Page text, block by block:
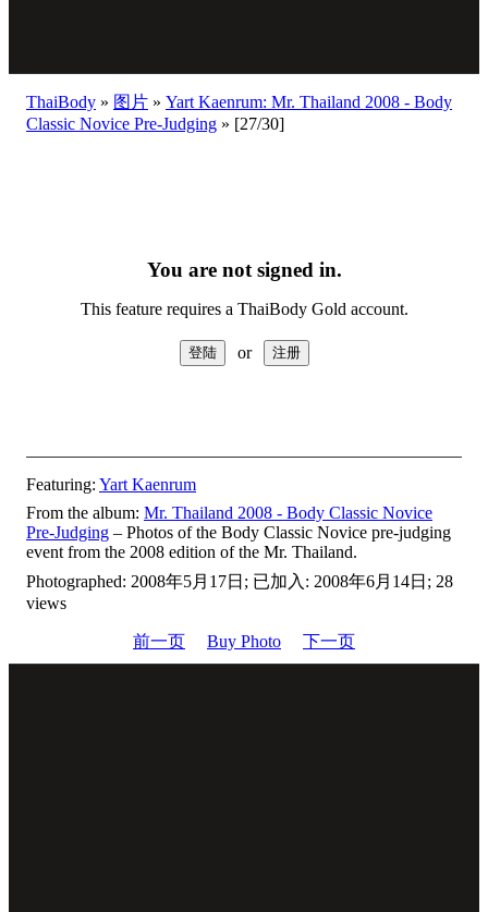
ThaiBody » 图片 » Yart Kaenrum: Mr. Thailand 2008 - Body
Classic Novice Pre-Judging » [27/30]
You are not signed in.
This feature requires a ThaiBody Gold account.
or
Featuring: Yart Kaenrum
From the album: Mr. Thailand 2008 - Body Classic Novice
Pre-Judging – Photos of the Body Classic Novice pre-judging
event from the 2008 edition of the Mr. Thailand.
Photographed: 2008年5月17日; 已加入: 2008年6月14日; 28
views
前一页 Buy Photo 下一页